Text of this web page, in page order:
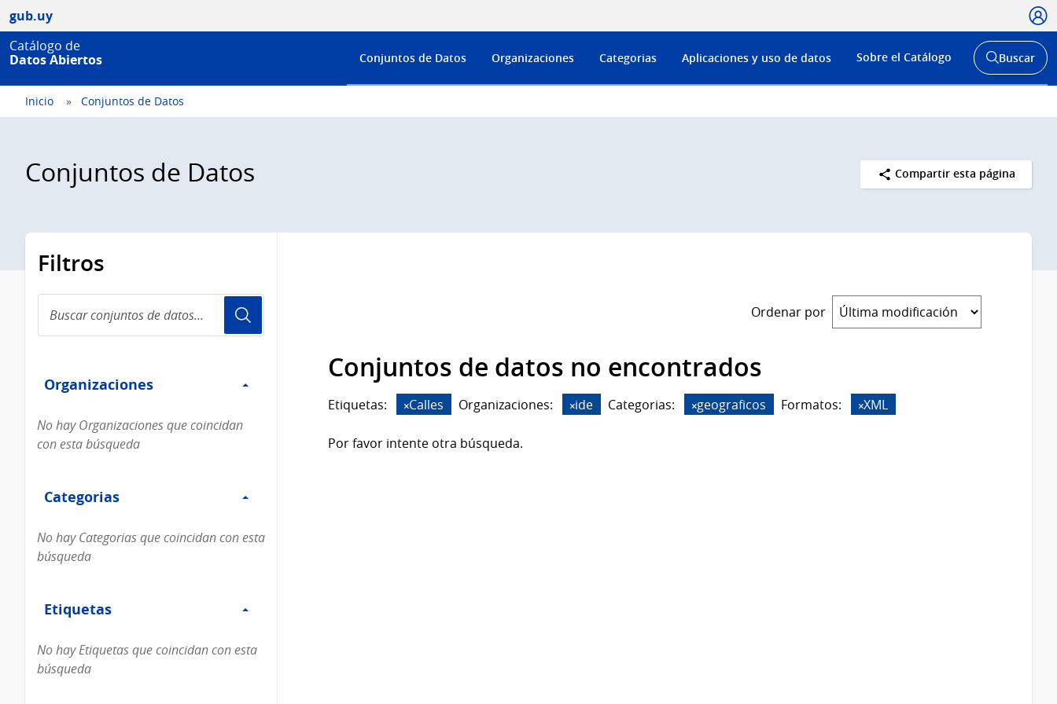
gub.uy
Catálogo de
Datos Abiertos
Menú
de
Conjuntos de Datos Organizaciones Categorias Aplicaciones y uso de datos Sobre el Catálogo
Abrir
buscador
Buscar
Inicio Conjuntos de Datos
Conjuntos de Datos Compartir esta página
Filtros
conjuntos
de
Organizaciones
Organizaciones
No hay Organizaciones que coincidan
con esta búsqueda
Categorias
Categorias
No hay Categorias que coincidan con esta
búsqueda
Etiquetas
Etiquetas
No hay Etiquetas que coincidan con esta
búsqueda
Ordenar por
Conjuntos de datos no encontrados
Etiquetas: Calles Organizaciones: ide Categorias: geograficos Formatos: XML
Por favor intente otra búsqueda.